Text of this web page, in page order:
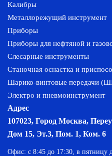
Калибры
Металлорежущий инструмент
Приборы
Приборы для нефтяной и
Слесарные инструменты
Станочная оснастка и
Шарико-винтовые передачи
Электро и пневмоинструмент
Адрес
107023, Город Москва,
Дом 15, Эт.3, Пом. 1, Ком. 6
Офис: с 8:45 до 17:30, в пятницу